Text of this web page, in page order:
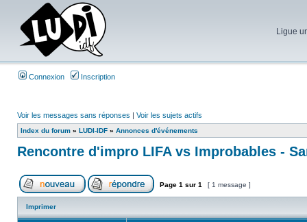
Ligue
Connexion Inscription
Voir les messages sans réponses | Voir les sujets actifs
Index du forum » LUDI-IDF » Annonces d'événements
Rencontre d'impro LIFA vs Improbables -
Page 1 sur 1 [ 1 message ]
Imprimer